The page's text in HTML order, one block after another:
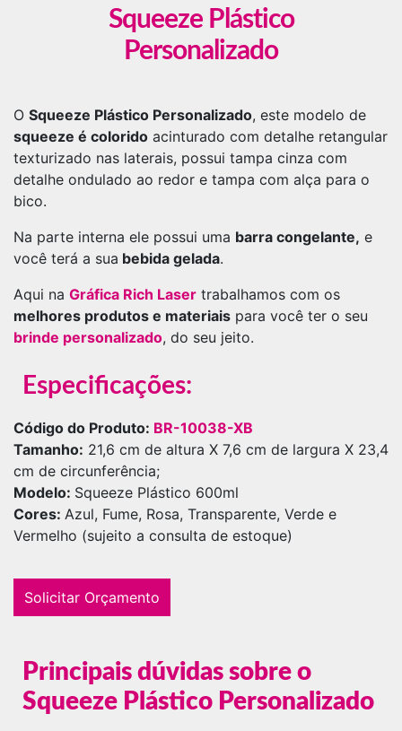
Squeeze Plástico
Personalizado
O Squeeze Plástico Personalizado, este modelo de
squeeze é colorido acinturado com detalhe retangular
texturizado nas laterais, possui tampa cinza com
detalhe ondulado ao redor e tampa com alça para o
bico.
Na parte interna ele possui uma barra congelante, e
você terá a sua bebida gelada.
Aqui na Gráfica Rich Laser trabalhamos com os
melhores produtos e materiais para você ter o seu
brinde personalizado, do seu jeito.
Especificações:
Código do Produto: BR-10038-XB
Tamanho: 21,6 cm de altura X 7,6 cm de largura X 23,4
cm de circunferência;
Modelo: Squeeze Plástico 600ml
Cores: Azul, Fume, Rosa, Transparente, Verde e
Vermelho (sujeito a consulta de estoque)
Solicitar Orçamento
Principais dúvidas sobre o
Squeeze Plástico Personalizado